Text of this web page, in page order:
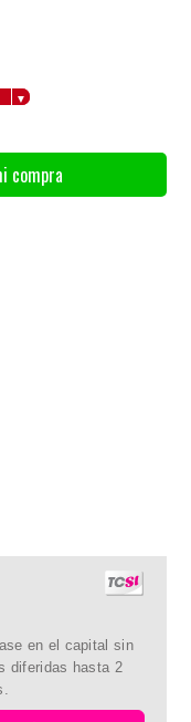
compra
en el capital sin
diferidas hasta 2